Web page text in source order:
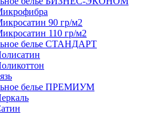
90 гр/м2
110 гр/м2
белье СТАНДАРТ
белье ПРЕМИУМ